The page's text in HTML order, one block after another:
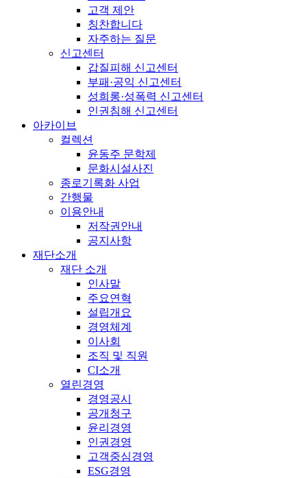
고객 제안
칭찬합니다
자주하는 질문
신고센터
갑질피해 신고센터
부패·공익 신고센터
성희롱·성폭력 신고센터
인권침해 신고센터
아카이브
컬렉션
윤동주 문학제
문화시설사진
종로기록화 사업
간행물
이용안내
저작권안내
공지사항
재단소개
재단 소개
인사말
주요연혁
설립개요
경영체계
이사회
조직 및 직원
CI소개
열린경영
경영공시
공개청구
윤리경영
인권경영
고객중심경영
ESG경영